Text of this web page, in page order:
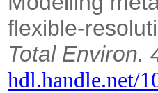
flexible-
Total Environ.
hdl.handle.net/